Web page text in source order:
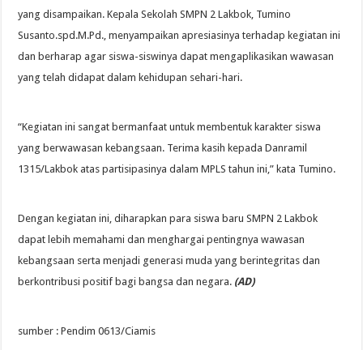
yang disampaikan. Kepala Sekolah SMPN 2 Lakbok, Tumino
Susanto.spd.M.Pd., menyampaikan apresiasinya terhadap kegiatan ini
dan berharap agar siswa-siswinya dapat mengaplikasikan wawasan
yang telah didapat dalam kehidupan sehari-hari.
“Kegiatan ini sangat bermanfaat untuk membentuk karakter siswa
yang berwawasan kebangsaan. Terima kasih kepada Danramil
1315/Lakbok atas partisipasinya dalam MPLS tahun ini,” kata Tumino.
Dengan kegiatan ini, diharapkan para siswa baru SMPN 2 Lakbok
dapat lebih memahami dan menghargai pentingnya wawasan
kebangsaan serta menjadi generasi muda yang berintegritas dan
berkontribusi positif bagi bangsa dan negara. (AD)
sumber : Pendim 0613/Ciamis